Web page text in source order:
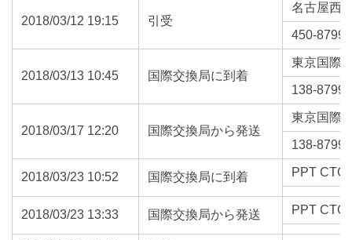
2018/03/12 19:15 引受
名古屋西
450-8799
2018/03/13 10:45 国際交換局に到着
東京国際
138-8799
2018/03/17 12:20 国際交換局から発送
東京国際
138-8799
2018/03/23 10:52 国際交換局に到着 PPT CTC
2018/03/23 13:33 国際交換局から発送 PPT CTC